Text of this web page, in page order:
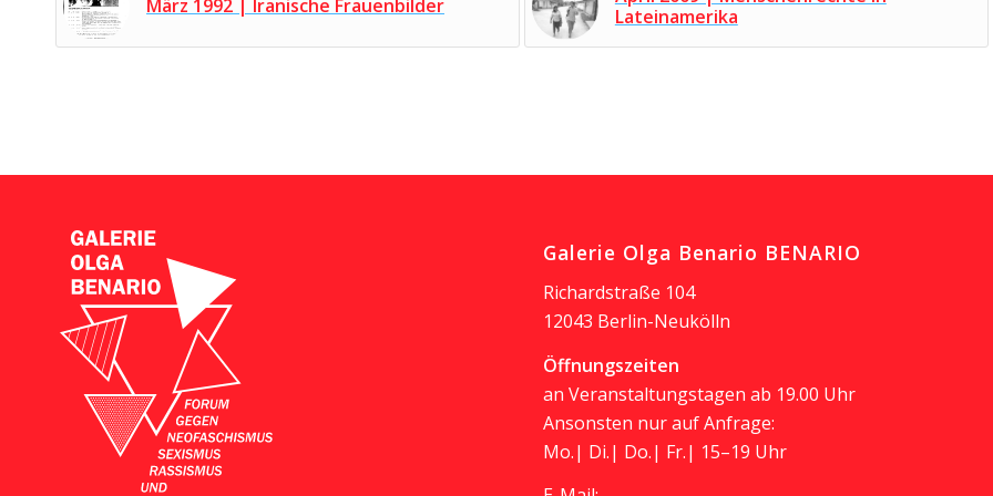
März 1992 | Iranische Frauenbilder
Lateinamerika
Galerie Olga Benario BENARIO
Richardstraße 104
12043 Berlin-Neukölln
Öffnungszeiten
an Veranstaltungstagen ab 19.00 Uhr
Ansonsten nur auf Anfrage:
Mo.| Di.| Do.| Fr.| 15–19 Uhr